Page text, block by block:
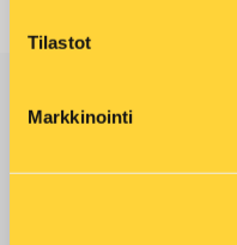
Tilastot
Markkinointi
TAI